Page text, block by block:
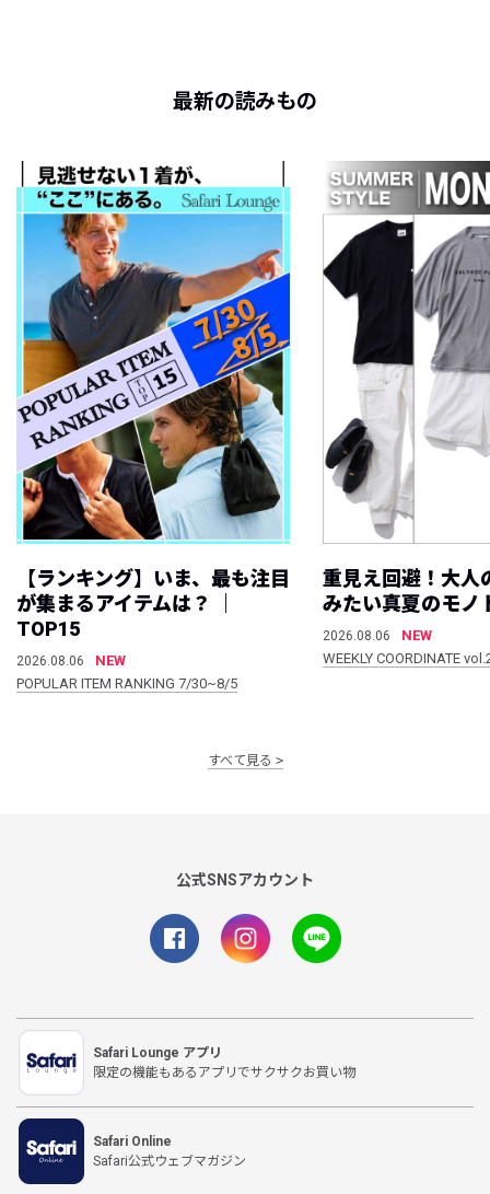
最新の読みもの
【ランキング】いま、最も注目
が集まるアイテムは？ ｜
TOP15
2026.08.06
NEW
POPULAR ITEM RANKING 7/30~8/5
重見え回避！大人
みたい真夏のモノ
2026.08.06
NEW
WEEKLY COORDINATE
すべて見る
公式SNSアカウント
Safari Lounge アプリ
限定の機能もあるアプリでサクサクお買い物
Safari Online
Safari公式ウェブマガジン